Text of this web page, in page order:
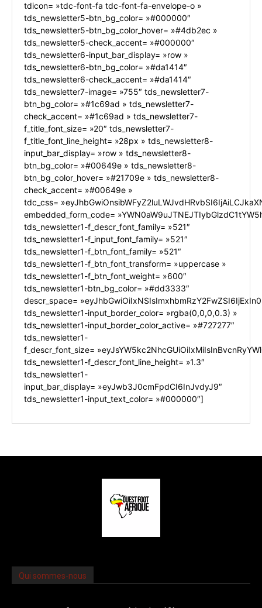
tdicon= »tdc-font-fa tdc-font-fa-envelope-o »
tds_newsletter5-btn_bg_color= »#000000″
tds_newsletter5-btn_bg_color_hover= »#4db2ec »
tds_newsletter5-check_accent= »#000000″
tds_newsletter6-input_bar_display= »row »
tds_newsletter6-btn_bg_color= »#da1414″
tds_newsletter6-check_accent= »#da1414″
tds_newsletter7-image= »755″ tds_newsletter7-
btn_bg_color= »#1c69ad » tds_newsletter7-
check_accent= »#1c69ad » tds_newsletter7-
f_title_font_size= »20″ tds_newsletter7-
f_title_font_line_height= »28px » tds_newsletter8-
input_bar_display= »row » tds_newsletter8-
btn_bg_color= »#00649e » tds_newsletter8-
btn_bg_color_hover= »#21709e » tds_newsletter8-
check_accent= »#00649e »
tdc_css=
embedded_form_code=
tds_newsletter1-f_descr_font_family= »521″
tds_newsletter1-f_input_font_family= »521″
tds_newsletter1-f_btn_font_family= »521″
tds_newsletter1-f_btn_font_transform= »uppercase »
tds_newsletter1-f_btn_font_weight= »600″
tds_newsletter1-btn_bg_color= »#dd3333″
descr_space=
tds_newsletter1-input_border_color= »rgba(0,0,0,0.3) »
tds_newsletter1-input_border_color_active= »#727277″
tds_newsletter1-
f_descr_font_size=
tds_newsletter1-f_descr_font_line_height= »1.3″
tds_newsletter1-
input_bar_display= »eyJwb3J0cmFpdCI6InJvdyJ9″
tds_newsletter1-input_text_color= »#000000″]
Qui sommes-nous